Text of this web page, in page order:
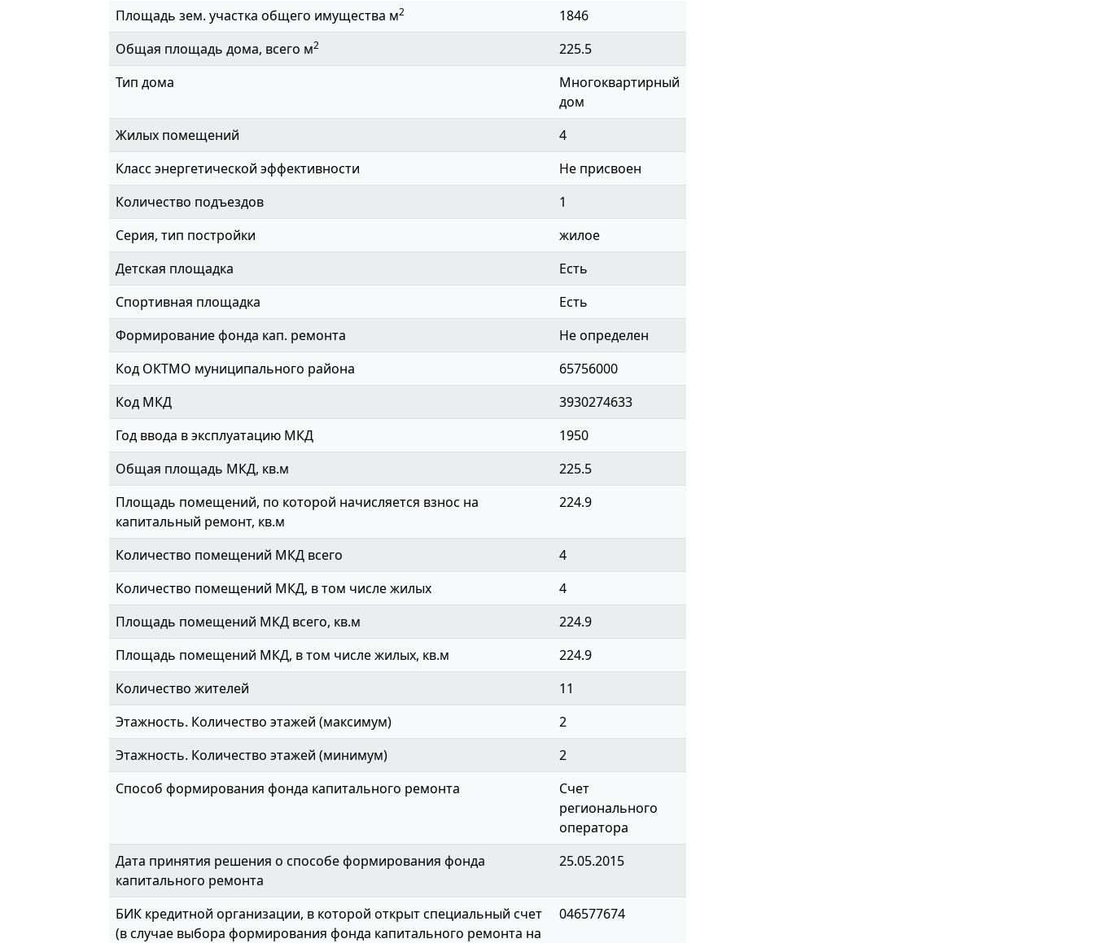
Площадь зем. участка общего имущества м2
1846
Общая площадь дома, всего м2
225.5
Тип дома
Многоквартирный
дом
Жилых помещений
4
Класс энергетической эффективности
Не присвоен
Количество подъездов
1
Серия, тип постройки
жилое
Детская площадка
Есть
Спортивная площадка
Есть
Формирование фонда кап. ремонта
Не определен
Код ОКТМО муниципального района
65756000
Код МКД
3930274633
Год ввода в эксплуатацию МКД
1950
Общая площадь МКД, кв.м
225.5
Площадь помещений, по которой начисляется взнос на
капитальный ремонт, кв.м
224.9
Количество помещений МКД всего
4
Количество помещений МКД, в том числе жилых
4
Площадь помещений МКД всего, кв.м
224.9
Площадь помещений МКД, в том числе жилых, кв.м
224.9
Количество жителей
11
Этажность. Количество этажей (максимум)
2
Этажность. Количество этажей (минимум)
2
Способ формирования фонда капитального ремонта
Счет
регионального
оператора
Дата принятия решения о способе формирования фонда
капитального ремонта
25.05.2015
БИК кредитной организации, в которой открыт специальный счет
(в случае выбора формирования фонда капитального ремонта на
046577674